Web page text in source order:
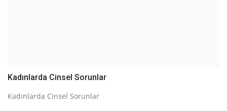
Kadınlarda Cinsel Sorunlar
Kadınlarda Cinsel Sorunlar